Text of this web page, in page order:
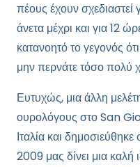
πέους έχουν σχεδιαστεί
άνετα μέχρι και για 12
κατανοητό το γεγονός
μην περνάτε τόσο πολύ
Ευτυχώς, μια άλλη
ουρολόγους στο San
Ιταλία και δημοσιεύθηκε
2009 μας δίνει μια καλή